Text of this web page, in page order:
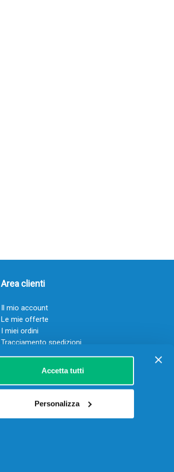
Accetta tutti
Personalizza
Area clienti
Il mio account
Le mie offerte
I miei ordini
Tracciamento spedizioni
Resi
Servizio clienti